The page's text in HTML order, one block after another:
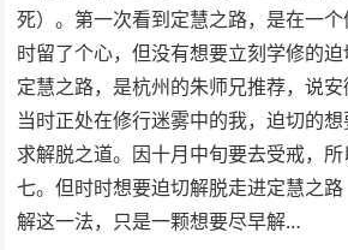
死）。第一次看到定慧之路，是在一
时留了个心，但没有想要立刻学修的
定慧之路，是杭州的朱师兄推荐，说安
当时正处在修行迷雾中的我，迫切的
求解脱之道。因十月中旬要去受戒，
七。但时时想要迫切解脱走进定慧之
解这一法，只是一颗想要尽早解…